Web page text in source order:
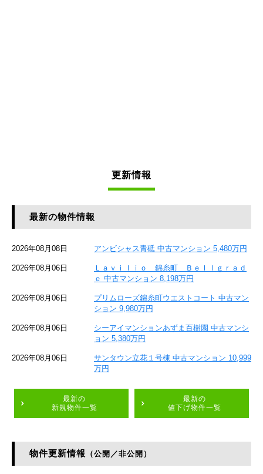
更新情報
最新の物件情報
2026年08月08日 アンビシャス青砥 中古マンション 5,480万円
2026年08月06日
Ｌａｖｉｌｉｏ 錦糸町 Ｂｅｌｌｇｒａｄ
ｅ 中古マンション 8,198万円
2026年08月06日
プリムローズ錦糸町ウエストコート 中古マン
ション 9,980万円
2026年08月06日
シーアイマンションあずま百樹園 中古マンシ
ョン 5,380万円
2026年08月06日
サンタウン立花１号棟 中古マンション 10,999
万円
最新の
新規物件一覧
最新の
値下げ物件一覧
物件更新情報 （公開／非公開）